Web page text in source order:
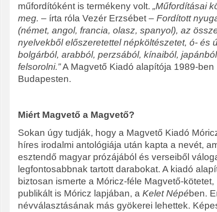
műfordítóként is termékeny volt. „Műfordításai
meg. – írta róla Vezér Erzsébet – Fordított
(német, angol, francia, olasz, spanyol), az
nyelvekből előszeretettel népköltészetet, ó- és
bolgárból, arabból, perzsából, kínaiból,
felsorolni.”A Magvető Kiadó alapítója 1989-ben
Budapesten.
Miért Magvető a Magvető?
Sokan úgy tudják, hogy a Magvető Kiadó
híres irodalmi antológiája után kapta a nevét,
esztendő magyar prózájából és verseiből
legfontosabbnak tartott darabokat. A kiadó
biztosan ismerte a Móricz-féle Magvető-
publikált is Móricz lapjában, a Kelet Népében.
névválasztásának más gyökerei lehettek.